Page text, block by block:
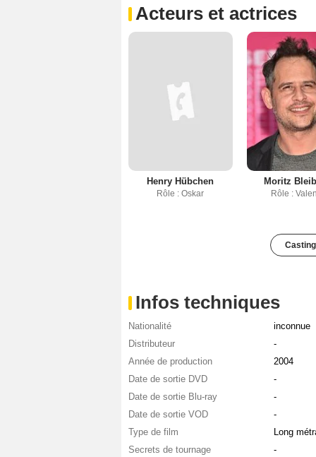
Acteurs et actrices
Henry Hübchen
Rôle : Oskar
Moritz
Rôle :
Infos techniques
Nationalité
inconnue
Distributeur
-
Année de production
2004
Date de sortie DVD
-
Date de sortie Blu-ray
-
Date de sortie VOD
-
Type de film
Long
Secrets de tournage
-